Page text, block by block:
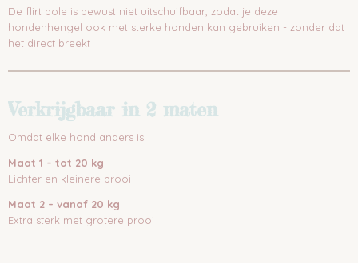
De flirt pole is bewust niet uitschuifbaar, zodat je deze
hondenhengel ook met sterke honden kan gebruiken - zonder dat
het direct breekt
Verkrijgbaar in 2 maten
Omdat elke hond anders is:
Maat 1 – tot 20 kg
Lichter en kleinere prooi
Maat 2 – vanaf 20 kg
Extra sterk met grotere prooi